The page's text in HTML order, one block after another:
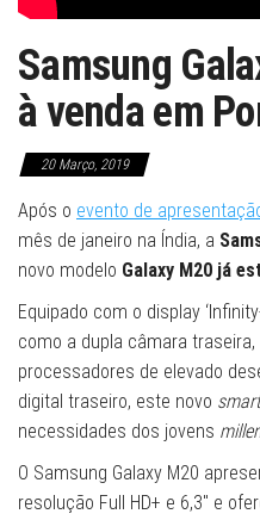
Samsung
à venda em
20 Março, 2019
Após o evento de
mês de janeiro na Índia, a
novo modelo Galaxy M20 já
Equipado com o display
como a dupla câmara
processadores de elevado
digital traseiro, este novo
necessidades dos jovens
O Samsung Galaxy M20
resolução Full HD+ e 6,3″ e